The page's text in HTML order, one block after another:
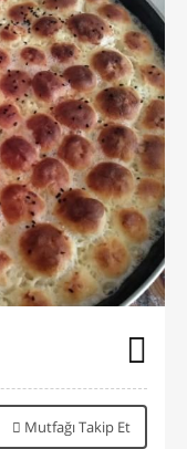
Mutfağı Takip Et